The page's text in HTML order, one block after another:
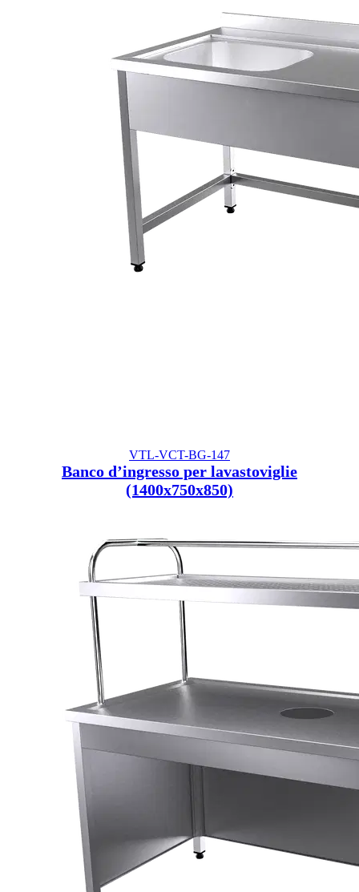
VTL-VCT-BG-147
Banco d’ingresso per lavastoviglie
(1400x750x850)